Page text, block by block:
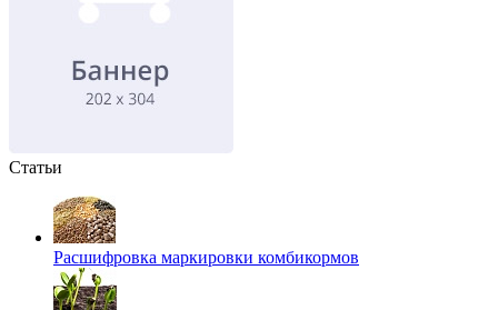
Статьи
Расшифровка маркировки комбикормов